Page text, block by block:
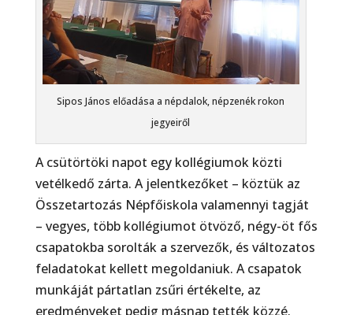
Sipos János előadása a népdalok, népzenék rokon
jegyeiről
A csütörtöki napot egy kollégiumok közti
vetélkedő zárta. A jelentkezőket – köztük az
Összetartozás Népfőiskola valamennyi tagját
– vegyes, több kollégiumot ötvöző, négy-öt fős
csapatokba sorolták a szervezők, és változatos
feladatokat kellett megoldaniuk. A csapatok
munkáját pártatlan zsűri értékelte, az
eredményeket pedig másnap tették közzé.